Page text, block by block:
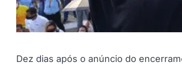
Dez dias após o anúncio do